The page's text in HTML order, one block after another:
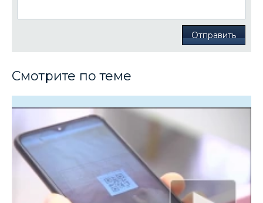
Отправить
Смотрите по теме